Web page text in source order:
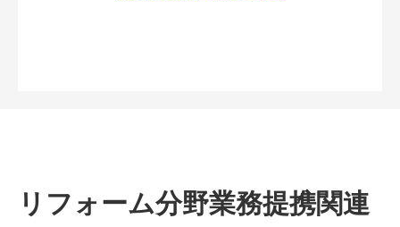
リフォーム分野業務提携関連